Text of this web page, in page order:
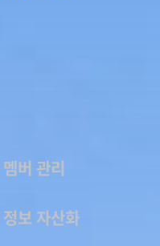
멤버 관리
정보 자산화